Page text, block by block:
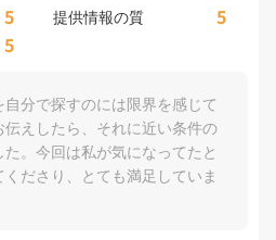
5 提供情報の質 5
5
分で探すのには限界を感じて
えしたら、それに近い条件の
。今回は私が気になってたと
ださり、とても満足していま